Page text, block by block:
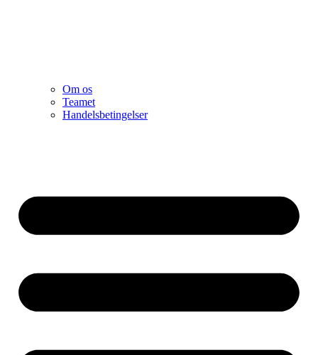
Om os
Teamet
Handelsbetingelser